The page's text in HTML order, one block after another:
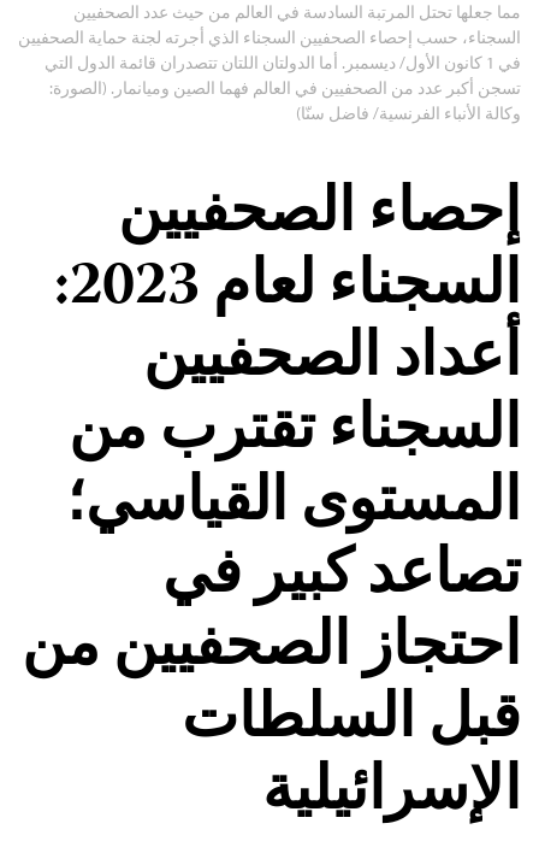
مما جعلها تحتل المرتبة السادسة في العالم من حيث عدد الصحفيين
السجناء، حسب إحصاء الصحفيين السجناء الذي أجرته لجنة حماية الصحفيين
في 1 كانون الأول/ ديسمبر. أما الدولتان اللتان تتصدران قائمة الدول التي
تسجن أكبر عدد من الصحفيين في العالم فهما الصين وميانمار. (الصورة:
وكالة الأنباء الفرنسية/ فاضل سنّا)
إحصاء الصحفيين
السجناء لعام 2023:
أعداد الصحفيين
السجناء تقترب من
المستوى القياسي؛
تصاعد كبير في
احتجاز الصحفيين من
قبل السلطات
الإسرائيلية